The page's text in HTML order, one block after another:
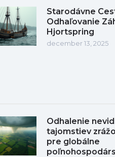
Starodávne
Odhaľovanie
Hjortspring
december 13, 2025
Odhalenie
tajomstiev
pre globálne